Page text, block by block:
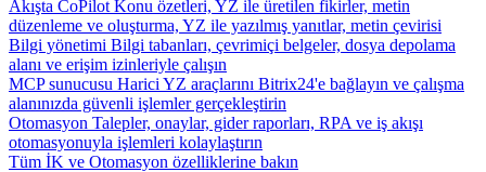
Akışta CoPilot Konu özetleri, YZ ile üretilen fikirler, metin
düzenleme ve oluşturma, YZ ile yazılmış yanıtlar, metin çevirisi
Bilgi yönetimi Bilgi tabanları, çevrimiçi belgeler, dosya depolama
alanı ve erişim izinleriyle çalışın
MCP sunucusu Harici YZ araçlarını Bitrix24'e bağlayın ve çalışma
alanınızda güvenli işlemler gerçekleştirin
Otomasyon Talepler, onaylar, gider raporları, RPA ve iş akışı
otomasyonuyla işlemleri kolaylaştırın
Tüm İK ve Otomasyon özelliklerine bakın